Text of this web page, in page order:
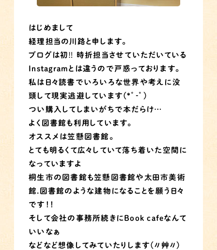
はじめまして
経理担当の川路と申します。
ブログは初‼︎ 時折担当させていただいている
Instagramとは違うので戸惑っております。
私は日々読書でいろいろな世界や考えに没
頭して現実逃避しています(*ﾟ‐ﾟ)
つい購入してしまいがちで本だらけ…
よく図書館も利用しています。
オススメは笠懸図書館。
とても明るくて広々していて落ち着いた空間に
なっていますよ
桐生市の図書館も笠懸図書館や太田市美術
館.図書館のような建物になることを願う日々
です！！
そして会社の事務所続きにBook cafeなんて
いいなぁ
などなど想像してみていたりします(〃艸〃)